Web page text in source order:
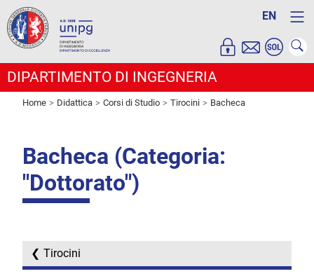
EN
DIPARTIMENTO DI INGEGNERIA
Home Didattica Corsi di Studio Tirocini Bacheca
Bacheca (Categoria:
"Dottorato")
Tirocini